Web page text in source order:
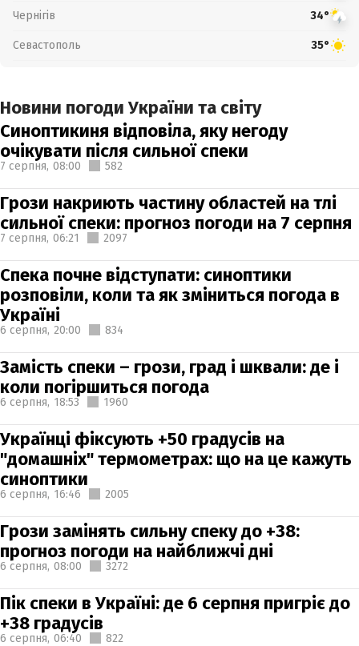
Чернігів 34°
Севастополь 35°
Новини погоди України та світу
Синоптикиня відповіла, яку негоду
очікувати після сильної спеки
7 серпня, 08:00 582
Грози накриють частину областей на тлі
сильної спеки: прогноз погоди на 7 серпня
7 серпня, 06:21 2097
Спека почне відступати: синоптики
розповіли, коли та як зміниться погода в
Україні
6 серпня, 20:00 834
Замість спеки – грози, град і шквали: де і
коли погіршиться погода
6 серпня, 18:53 1960
Українці фіксують +50 градусів на
"домашніх" термометрах: що на це кажуть
синоптики
6 серпня, 16:46 2005
Грози замінять сильну спеку до +38:
прогноз погоди на найближчі дні
6 серпня, 08:00 3272
Пік спеки в Україні: де 6 серпня пригріє до
+38 градусів
6 серпня, 06:40 822